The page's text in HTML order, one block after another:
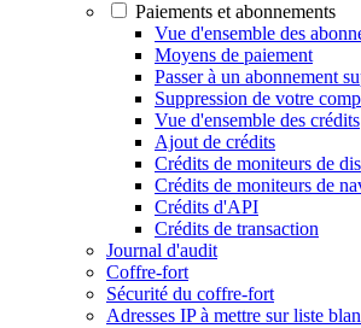
Paiements et abonnements
Vue d'ensemble des
Moyens de paiement
Passer à un abonnement
Suppression de votre
Vue d'ensemble des crédits
Ajout de crédits
Crédits de moniteurs de
Crédits de moniteurs de
Crédits d'API
Crédits de transaction
Journal d'audit
Coffre-fort
Sécurité du coffre-fort
Adresses IP à mettre sur liste